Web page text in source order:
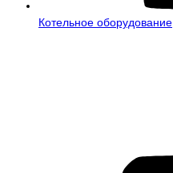
Котельное оборудование